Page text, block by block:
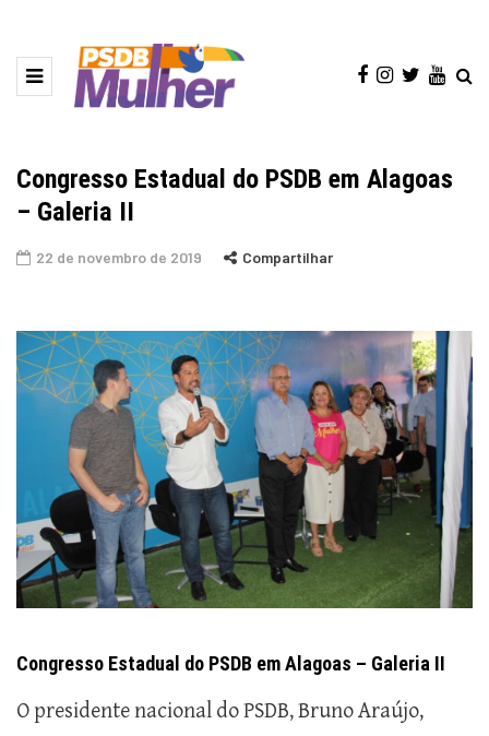
Congresso Estadual do PSDB em Alagoas
– Galeria II
22 de novembro de 2019 Compartilhar
Congresso Estadual do PSDB em Alagoas – Galeria II
O presidente nacional do PSDB, Bruno Araújo,